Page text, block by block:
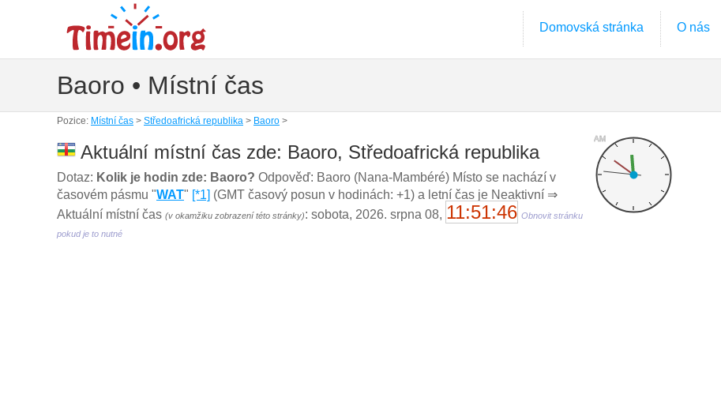
Domovská stránka O nás
Baoro • Místní čas
Pozice: Místní čas > Středoafrická republika > Baoro >
AM
Aktuální místní čas zde: Baoro, Středoafrická republika
Dotaz: Kolik je hodin zde: Baoro? Odpověď: Baoro (Nana-Mambéré) Místo se nachází v
časovém pásmu "WAT" [*1] (GMT časový posun v hodinách: +1) a letní čas je Neaktivní ⇒
Aktuální místní čas (v okamžiku zobrazení této stránky): sobota, 2026. srpna 08, 11:51:47 Obnovit stránku
pokud je to nutné